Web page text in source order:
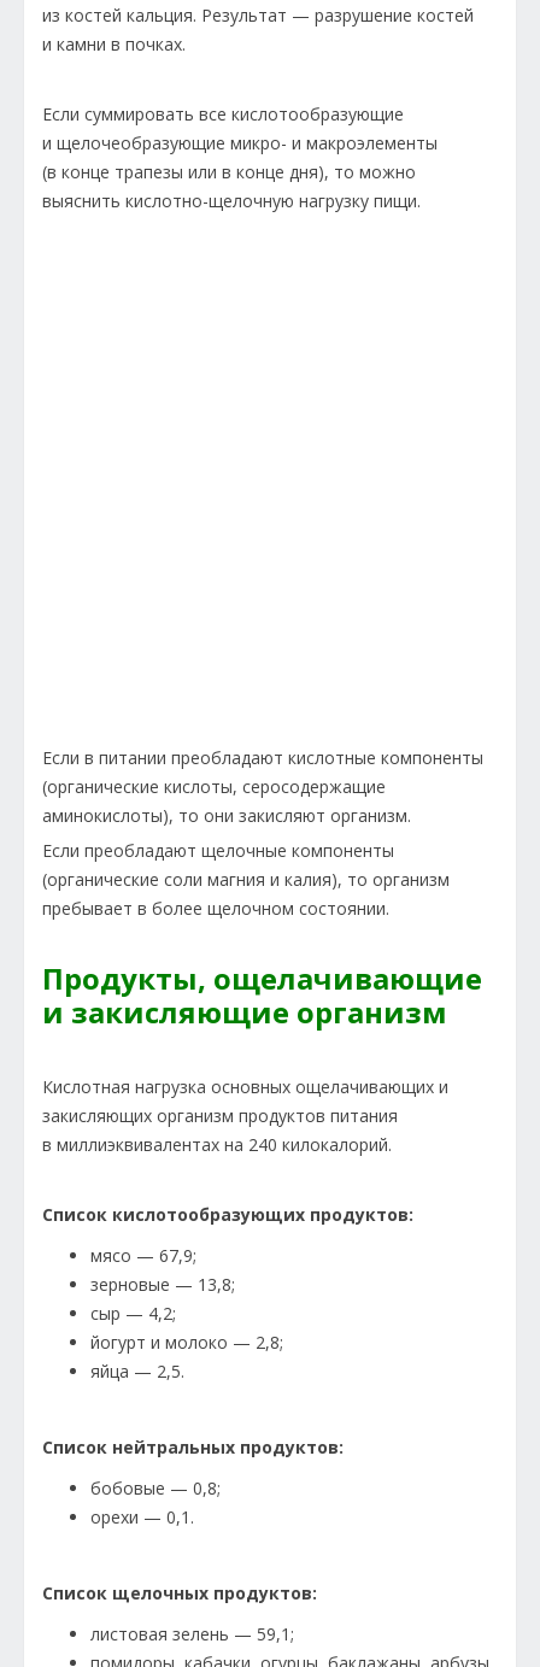
из костей кальция. Результат — разрушение костей
и камни в почках.
Если суммировать все кислотообразующие
и щелочеобразующие микро- и макроэлементы
(в конце трапезы или в конце дня), то можно
выяснить кислотно-щелочную нагрузку пищи.
Если в питании преобладают кислотные компоненты
(органические кислоты, серосодержащие
аминокислоты), то они закисляют организм.
Если преобладают щелочные компоненты
(органические соли магния и калия), то организм
пребывает в более щелочном состоянии.
Продукты, ощелачивающие
и закисляющие организм
Кислотная нагрузка основных ощелачивающих и
закисляющих организм продуктов питания
в миллиэквивалентах на 240 килокалорий.
Список кислотообразующих продуктов:
мясо — 67,9;
зерновые — 13,8;
сыр — 4,2;
йогурт и молоко — 2,8;
яйца — 2,5.
Список нейтральных продуктов:
бобовые — 0,8;
орехи — 0,1.
Список щелочных продуктов:
листовая зелень — 59,1;